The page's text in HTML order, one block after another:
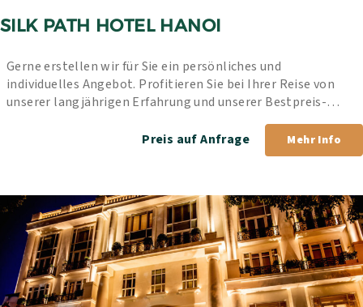
SILK PATH HOTEL HANOI
Gerne erstellen wir für Sie ein persönliches und
individuelles Angebot. Profitieren Sie bei Ihrer Reise von
unserer langjährigen Erfahrung und unserer Bestpreis-
Preis auf Anfrage
Mehr Info